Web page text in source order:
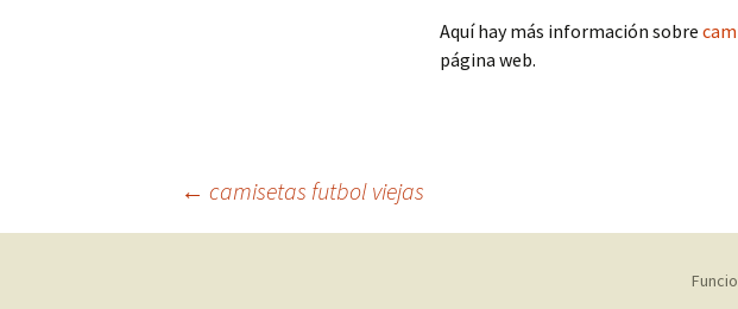
Aquí hay más información sobre
página web.
Navegación
← camisetas futbol viejas